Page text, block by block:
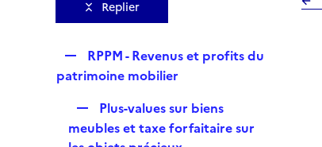
Replier
e
l
i
RPPM - Revenus et profits du
patrimoine mobilier
e
Plus-values sur biens
meubles et taxe forfaitaire sur